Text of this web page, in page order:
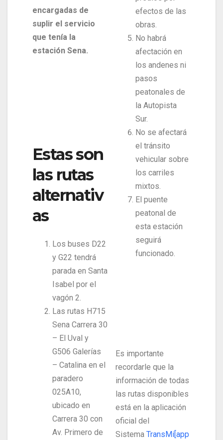
encargadas de
suplir el servicio
que tenía la
estación Sena.
Estas son
las rutas
alternativ
as
Los buses D22
y G22 tendrá
parada en Santa
Isabel por el
vagón 2.
Las rutas H715
Sena Carrera 30
– El Uval y
G506 Galerías
– Catalina en el
paradero
025A10,
ubicado en
Carrera 30 con
Av. Primero de
efectos de las
obras.
No habrá
afectación en
los andenes ni
pasos
peatonales de
la Autopista
Sur.
No se afectará
el tránsito
vehicular sobre
los carriles
mixtos.
El puente
peatonal de
esta estación
seguirá
funcionado.
Es importante
recordarle que la
información de todas
las rutas disponibles
está en la aplicación
oficial del
Sistema TransMi[app